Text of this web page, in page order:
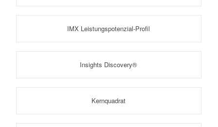
IMX Leistungspotenzial-Profil
Insights Discovery®
Kernquadrat